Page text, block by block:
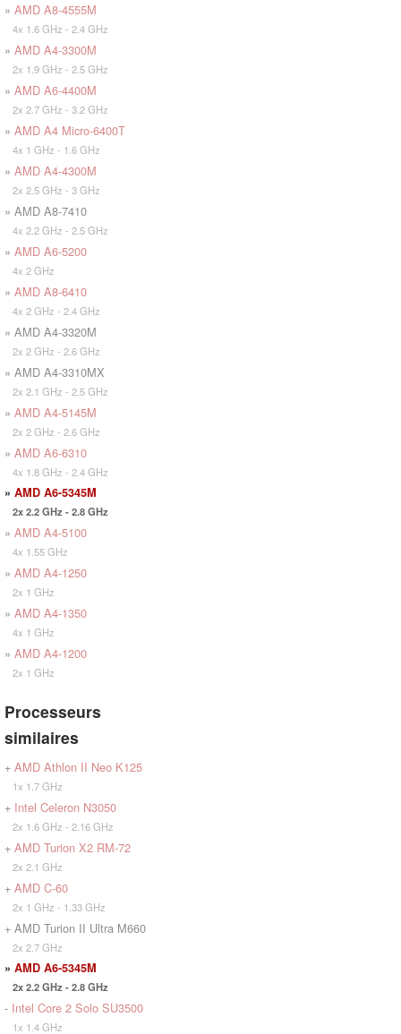
» AMD A8-4555M
4x 1.6 GHz - 2.4 GHz
» AMD A4-3300M
2x 1.9 GHz - 2.5 GHz
» AMD A6-4400M
2x 2.7 GHz - 3.2 GHz
» AMD A4 Micro-6400T
4x 1 GHz - 1.6 GHz
» AMD A4-4300M
2x 2.5 GHz - 3 GHz
» AMD A8-7410
4x 2.2 GHz - 2.5 GHz
» AMD A6-5200
4x 2 GHz
» AMD A8-6410
4x 2 GHz - 2.4 GHz
» AMD A4-3320M
2x 2 GHz - 2.6 GHz
» AMD A4-3310MX
2x 2.1 GHz - 2.5 GHz
» AMD A4-5145M
2x 2 GHz - 2.6 GHz
» AMD A6-6310
4x 1.8 GHz - 2.4 GHz
» AMD A6-5345M
2x 2.2 GHz - 2.8 GHz
» AMD A4-5100
4x 1.55 GHz
» AMD A4-1250
2x 1 GHz
» AMD A4-1350
4x 1 GHz
» AMD A4-1200
2x 1 GHz
Processeurs
similaires
+ AMD Athlon II Neo K125
1x 1.7 GHz
+ Intel Celeron N3050
2x 1.6 GHz - 2.16 GHz
+ AMD Turion X2 RM-72
2x 2.1 GHz
+ AMD C-60
2x 1 GHz - 1.33 GHz
+ AMD Turion II Ultra M660
2x 2.7 GHz
» AMD A6-5345M
2x 2.2 GHz - 2.8 GHz
- Intel Core 2 Solo SU3500
1x 1.4 GHz